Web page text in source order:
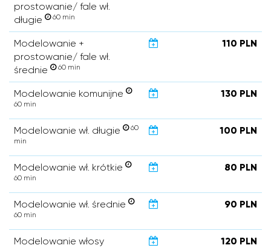
prostowanie/ fale wł.
długie
60 min
Modelowanie +
prostowanie/ fale wł.
średnie
60 min
110 PLN
Modelowanie komunijne
60 min
130 PLN
Modelowanie wł. długie
60
min
100 PLN
Modelowanie wł. krótkie
60 min
80 PLN
Modelowanie wł. średnie
60 min
90 PLN
Modelowanie włosy
120 PLN